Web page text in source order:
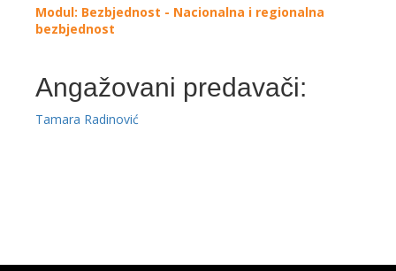
Modul: Bezbjednost - Nacionalna i regionalna
bezbjednost
Angažovani predavači:
Tamara Radinović